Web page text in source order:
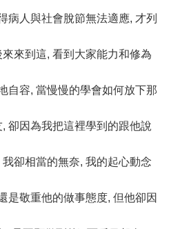
病人與社會脫節無法適應, 才列
來到這, 看到大家能力和修為
自容, 當慢慢的學會如何放下那
卻因為我把這裡學到的跟他說
卻相當的無奈, 我的起心動念
是敬重他的做事態度, 但他卻因